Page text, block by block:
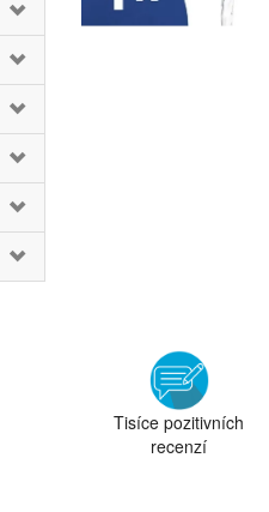
Tisíce pozitivních
recenzí